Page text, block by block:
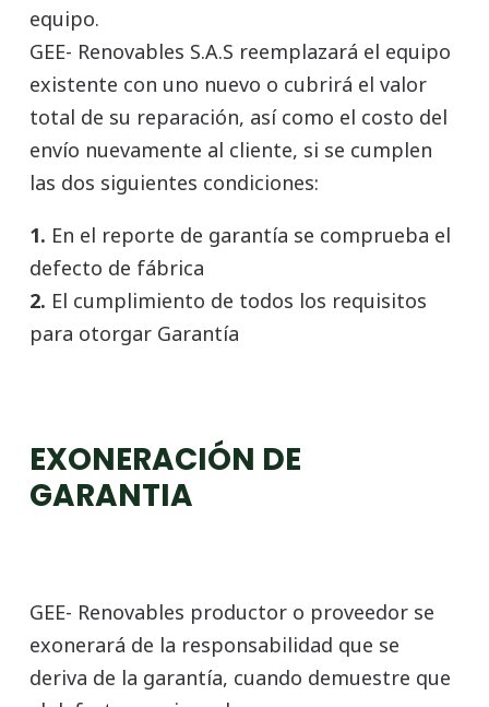
equipo.
GEE- Renovables S.A.S reemplazará el equipo
existente con uno nuevo o cubrirá el valor
total de su reparación, así como el costo del
envío nuevamente al cliente, si se cumplen
las dos siguientes condiciones:
1. En el reporte de garantía se comprueba el
defecto de fábrica
2. El cumplimiento de todos los requisitos
para otorgar Garantía
EXONERACIÓN DE
GARANTIA
GEE- Renovables productor o proveedor se
exonerará de la responsabilidad que se
deriva de la garantía, cuando demuestre que